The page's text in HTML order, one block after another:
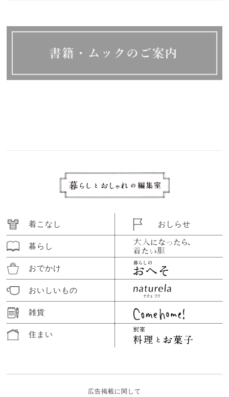
着こなし
暮らし
おでかけ
おいしいもの
雑貨
住まい
おしらせ
広告掲載に関して